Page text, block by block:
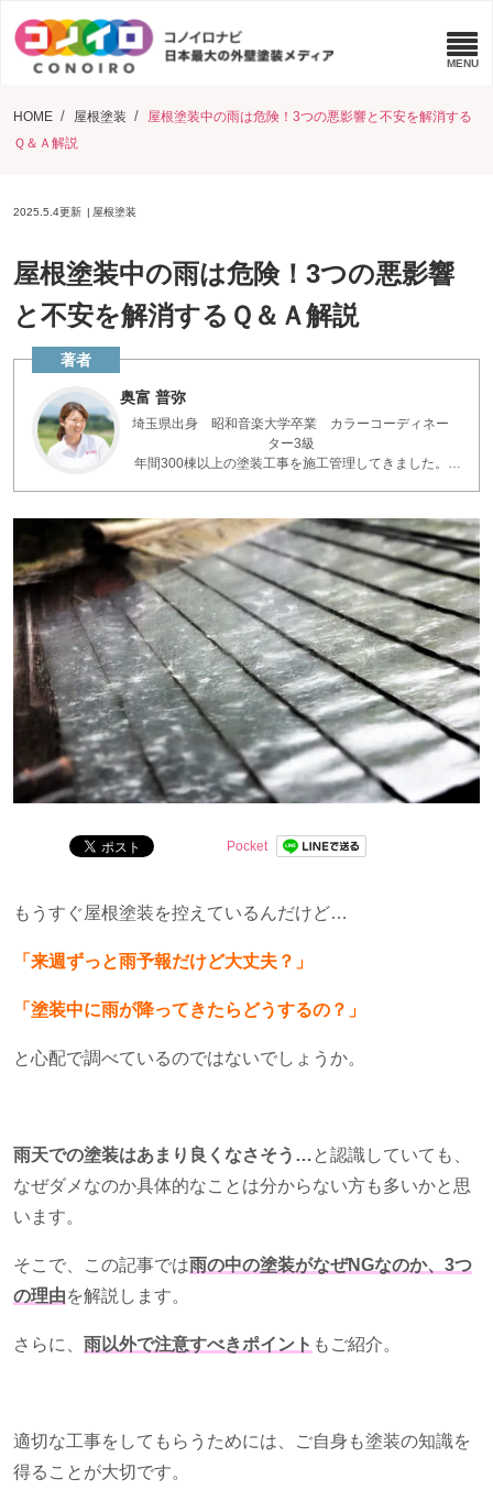
HOME 屋根塗装
屋根塗装中の雨は危険！3つの悪影響と不安を解消する
Ｑ＆Ａ解説
2025.5.4更新 屋根塗装
屋根塗装中の雨は危険！3つの悪影響
と不安を解消するＱ＆Ａ解説
奥富 普弥
埼玉県出身 昭和音楽大学卒業 カラーコーディネー
ター3級
年間300棟以上の塗装工事を施工管理してきました。
Pocket
もうすぐ屋根塗装を控えているんだけど…
「来週ずっと雨予報だけど大丈夫？」
「塗装中に雨が降ってきたらどうするの？」
と心配で調べているのではないでしょうか。
雨天での塗装はあまり良くなさそう…と認識していても、
なぜダメなのか具体的なことは分からない方も多いかと思
います。
そこで、この記事では雨の中の塗装がなぜNGなのか、 3つ
の理由を解説します。
さらに、 雨以外で注意すべきポイント もご紹介。
適切な工事をしてもらうためには、ご自身も塗装の知識を
得ることが大切です。